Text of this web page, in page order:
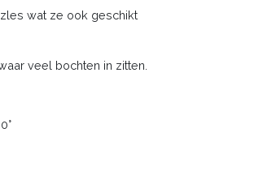
wat ze ook geschikt
veel bochten in zitten.